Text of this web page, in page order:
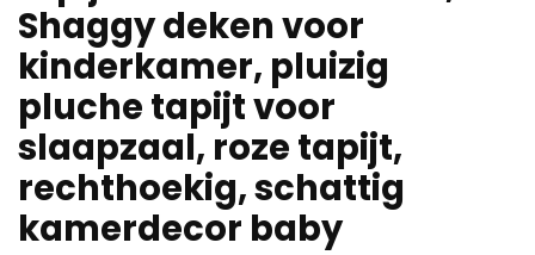
Shaggy deken voor
kinderkamer, pluizig
pluche tapijt voor
slaapzaal, roze tapijt,
rechthoekig, schattig
kamerdecor baby